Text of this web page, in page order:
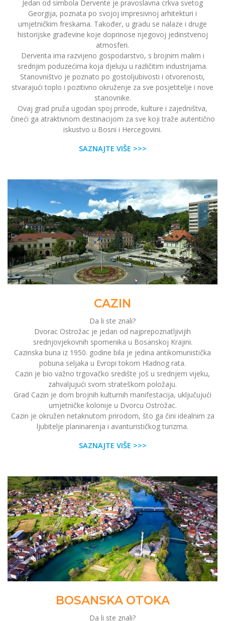
Jedan od simbola Dervente je pravoslavna crkva svetog
Georgija, poznata po svojoj impresivnoj arhitekturi i
umjetničkim freskama. Također, u gradu se nalaze i druge
historijske građevine koje doprinose njegovoj jedinstvenoj
atmosferi.
Derventa ima razvijeno gospodarstvo, s brojnim malim i
srednjim poduzećima koja djeluju u različitim industrijama.
Stanovništvo je poznato po gostoljubivosti i otvorenosti,
stvarajući toplo i pozitivno okruženje za sve posjetitelje i nove
stanovnike.
Ovaj grad pruža ugodan spoj prirode, kulture i zajedništva,
čineći ga atraktivnom destinacijom za sve koji traže autentično
iskustvo u Bosni i Hercegovini.
SAZNAJTE VIŠE >>>
CAZIN
Da li ste znali?
Dvorac Ostrožac je jedan od najprepoznatljivijih
srednjovjekovnih spomenika u Bosanskoj Krajini.
Cazinska buna iz 1950. godine bila je jedina antikomunistička
pobuna seljaka u Evropi tokom Hladnog rata.
Cazin je bio važno trgovačko središte još u srednjem vijeku,
zahvaljujući svom strateškom položaju.
Grad Cazin je dom brojnih kulturnih manifestacija, uključujući
umjetničke kolonije u Dvorcu Ostrožac.
Cazin je okružen netaknutom prirodom, što ga čini idealnim za
ljubitelje planinarenja i avanturističkog turizma.
SAZNAJTE VIŠE >>>
BOSANSKA OTOKA
Da li ste znali?